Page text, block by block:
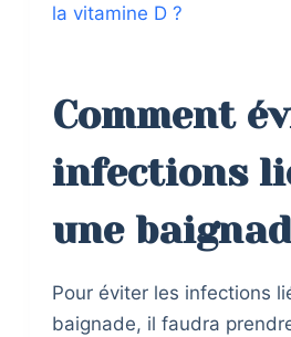
la vitamine D ?
Comment
infections
une
Pour éviter les infections
baignade, il faudra